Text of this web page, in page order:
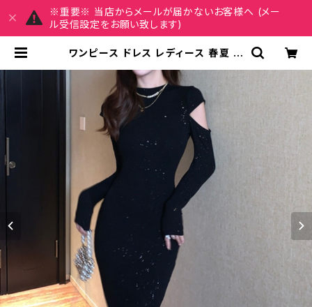
※重要※ 当店からメールが届かないお客様へ (メー
ル受信設定をお願い致します)
ワンピース ドレス レディース 春夏 秋
イトドレス 長袖 ワンピース ドレスワ
ンピース ミディアムドレス ワンピース
きれいめ 韓国 タイトワンピース ミモ
レドレス ひざ丈ワンピース ラメ シン
プル オープンショルダー カットショル
ダー ワンピースドレス 韓国ファッショ
ン OL カジュアル オフィスカジュアル
結婚式 パーティー ブラック お呼ばれ
シンプル 10代 20代 30代 40代 C-
OSS0076 | REIRSE レイルセ 20
代,30代,40代 レディースファッショ
ン 通販